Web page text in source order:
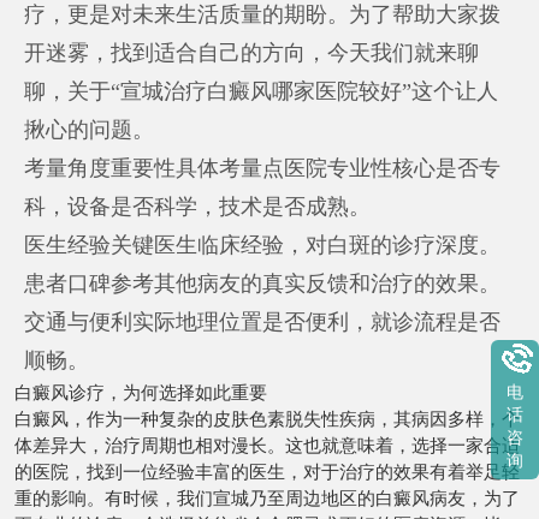
疗，更是对未来生活质量的期盼。为了帮助大家拨
开迷雾，找到适合自己的方向，今天我们就来聊
聊，关于“宣城治疗白癜风哪家医院较好”这个让人
揪心的问题。
考量角度重要性具体考量点医院专业性核心是否专
科，设备是否科学，技术是否成熟。
医生经验关键医生临床经验，对白斑的诊疗深度。
患者口碑参考其他病友的真实反馈和治疗的效果。
交通与便利实际地理位置是否便利，就诊流程是否
顺畅。
白癜风诊疗，为何选择如此重要
白癜风，作为一种复杂的皮肤色素脱失性疾病，其病因多样，个
体差异大，治疗周期也相对漫长。这也就意味着，选择一家合适
的医院，找到一位经验丰富的医生，对于治疗的效果有着举足轻
重的影响。有时候，我们宣城乃至周边地区的白癜风病友，为了
电
话
咨
询